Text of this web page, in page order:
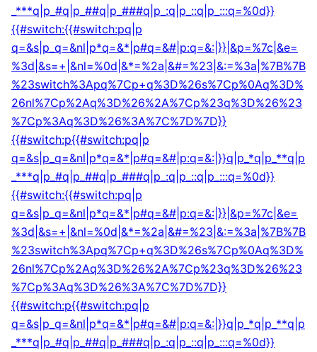
_***q|p_#q|p_##q|p_###q|p_:q|p_::q|p_:::q=%0d}}
{{#switch:{{#switch:pq|p
q=&s|p_q=&nl|p*q=&*|p#q=&#|p:q=&:|}}|&p=%7c|&e=
%3d|&s=+|&nl=%0d|&*=%2a|&#=%23|&:=%3a|%7B%7B
%23switch%3Apq%7Cp+q%3D%26s%7Cp%0Aq%3D%
26nl%7Cp%2Aq%3D%26%2A%7Cp%23q%3D%26%23
%7Cp%3Aq%3D%26%3A%7C%7D%7D}}
{{#switch:p{{#switch:pq|p
q=&s|p_q=&nl|p*q=&*|p#q=&#|p:q=&:|}}q|p_*q|p_**q|p
_***q|p_#q|p_##q|p_###q|p_:q|p_::q|p_:::q=%0d}}
{{#switch:{{#switch:pq|p
q=&s|p_q=&nl|p*q=&*|p#q=&#|p:q=&:|}}|&p=%7c|&e=
%3d|&s=+|&nl=%0d|&*=%2a|&#=%23|&:=%3a|%7B%7B
%23switch%3Apq%7Cp+q%3D%26s%7Cp%0Aq%3D%
26nl%7Cp%2Aq%3D%26%2A%7Cp%23q%3D%26%23
%7Cp%3Aq%3D%26%3A%7C%7D%7D}}
{{#switch:p{{#switch:pq|p
q=&s|p_q=&nl|p*q=&*|p#q=&#|p:q=&:|}}q|p_*q|p_**q|p
_***q|p_#q|p_##q|p_###q|p_:q|p_::q|p_:::q=%0d}}